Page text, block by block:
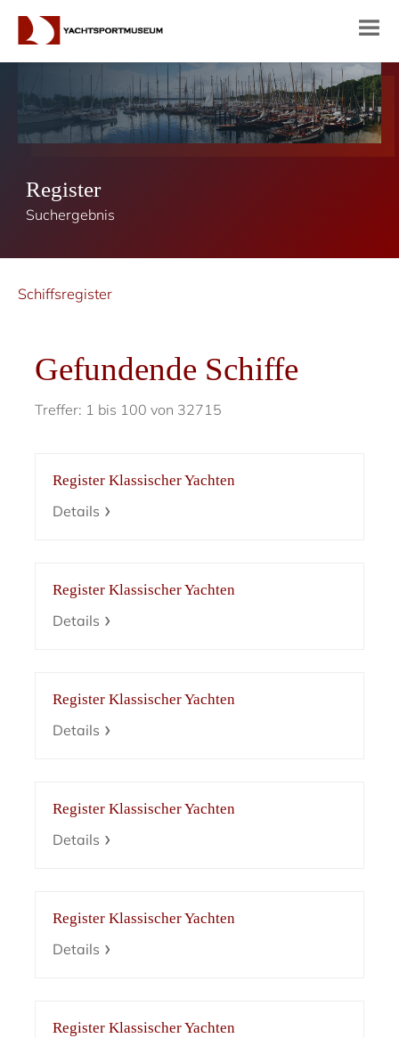
Register
Suchergebnis
Schiffsregister
Gefundende Schiffe
Treffer: 1 bis 100 von 32715
Register Klassischer Yachten
Details
Register Klassischer Yachten
Details
Register Klassischer Yachten
Details
Register Klassischer Yachten
Details
Register Klassischer Yachten
Details
Register Klassischer Yachten